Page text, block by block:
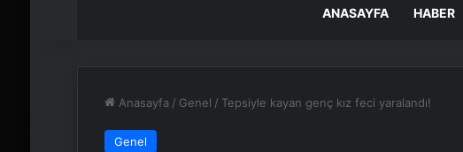
ANASAYFA HABER
Anasayfa / Genel / Tepsiyle kayan genç kız feci yaralandı!
Genel